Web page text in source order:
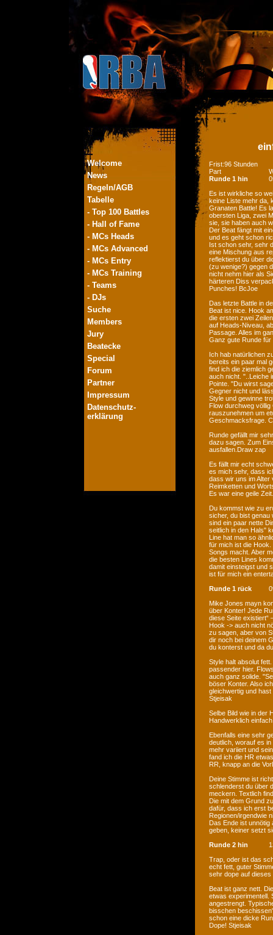
Welcome
News
Regeln/AGB
Tabelle
- Top 100 Battles
- Hall of Fame
- MCs Heads
- MCs Advanced
- MCs Entry
- MCs Training
- Teams
- DJs
Suche
Members
Jury
Beatecke
Special
Forum
Partner
Impressum
Datenschutz-
erklärung
Frist:96 Stunden
Part
Runde 1 hin
Es ist wirkliche so
keine Liste mehr da,
Granaten Battle! Es
obersten Liga, zwei
sie, sie haben auch
Der Beat fängt mit
und es geht schon
Ist schon sehr, sehr
eine Mischung aus
reflektierst du über
(zu wenige?) gegen
nicht nehm hier als
härteren Diss
Punches! BcJoe
Das letzte Battle in
Beat ist nice. Hook
die ersten zwei
auf Heads-Niveau,
Passage. Alles im
Ganz gute Runde
Ich hab natürlichen
bereits ein paar mal
find ich die ziemlich
auch nicht. "..Leiche
Pointe. "Du wirst
Gegner nicht und
Style und gewinne
Flow durchweg
rauszunehmen um
Geschmacksfrage.
Runde gefällt mir
dazu sagen. Zum
ausfallen.Draw zap
Es fällt mir echt
es mich sehr, dass
dass wir uns im Alter
Reimketten und
Es war eine geile
Du kommst wie zu
sicher, du bist genau
sind ein paar nette
seitlich in den Hals"
Line hat man so
für mich ist die
Songs macht. Aber
die besten Lines
damit einsteigst und
ist für mich ein
Runde 1 rück
Mike Jones mayn
über Konter! Jede
diese Seite existiert“
Hook -> auch nicht
zu sagen, aber von
dir noch bei deinem
du konterst und da
Style halt absolut
passender hier.
auch ganz solide.
böser Konter. Also
gleichwertig und
Stjeisak
Selbe Bild wie in der
Handwerklich
Ebenfalls eine sehr
deutlich, worauf es
mehr variiert und
fand ich die HR
RR, knapp an die
Deine Stimme ist
schlenderst du über
meckern. Textlich
Die mit dem Grund
dafür, dass ich erst
Regionen/irgendwie
Das Ende ist unnötig
geben, keiner setzt
Runde 2 hin
Trap, oder ist das
echt fett, guter
sehr dope auf
Beat ist ganz nett.
etwas experimentell.
angestrengt.
bisschen
schon eine dicke
Dope! Stjeisak